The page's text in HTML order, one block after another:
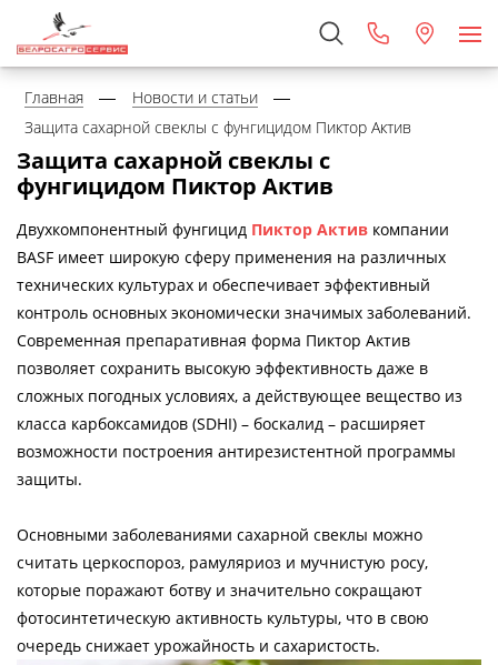
Главная
Новости и статьи
Защита сахарной свеклы с фунгицидом Пиктор Актив
Защита сахарной свеклы с
фунгицидом Пиктор Актив
Двухкомпонентный фунгицид Пиктор Актив компании
BASF имеет широкую сферу применения на различных
технических культурах и обеспечивает эффективный
контроль основных экономически значимых заболеваний.
Современная препаративная форма Пиктор Актив
позволяет сохранить высокую эффективность даже в
сложных погодных условиях, а действующее вещество из
класса карбоксамидов (SDHI) – боскалид – расширяет
возможности построения антирезистентной программы
защиты.
Основными заболеваниями сахарной свеклы можно
считать церкоспороз, рамуляриоз и мучнистую росу,
которые поражают ботву и значительно сокращают
фотосинтетическую активность культуры, что в свою
очередь снижает урожайность и сахаристость.